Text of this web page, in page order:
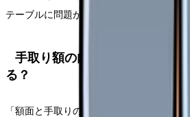
テーブルに問題がある可能性があります。
手取り額の内訳を理解する｜
る？
「額面と手取りの差が大きすぎる」と感